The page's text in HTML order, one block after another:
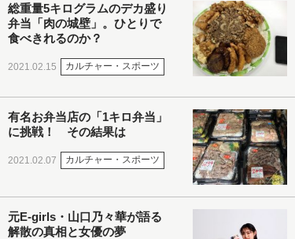
総重量5キログラムのデカ盛り
弁当「肉の城壁」。ひとりで
食べきれるのか？
2021.02.15 カルチャー・スポーツ
有名お弁当店の「1キロ弁当」
に挑戦！ その結果は
2021.02.07 カルチャー・スポーツ
元E-girls・山口乃々華が語る
解散の真相と女優の夢